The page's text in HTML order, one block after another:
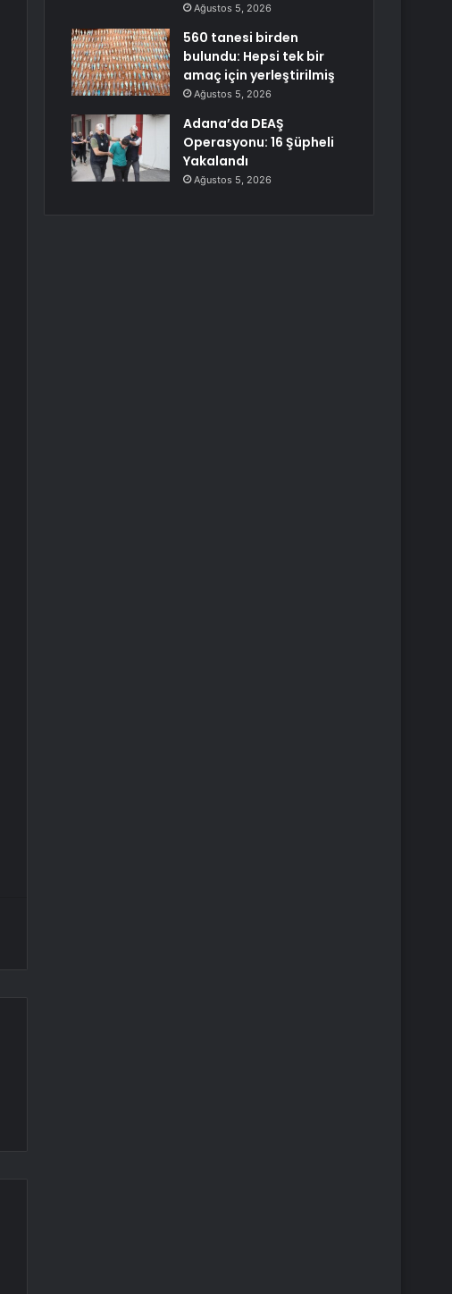
Ağustos 5, 2026
560 tanesi birden
bulundu: Hepsi tek bir
amaç için yerleştirilmiş
Ağustos 5, 2026
Adana’da DEAŞ
Operasyonu: 16 Şüpheli
Yakalandı
Ağustos 5, 2026